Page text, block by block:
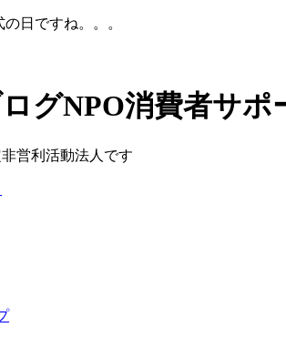
日ですね。。。
グNPO消費者サポ
営利活動法人です